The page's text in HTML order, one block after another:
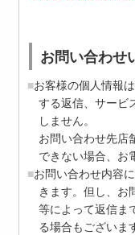
お問い合わせ
お客様の個人情報
する返信、サービ
しません。
お問い合わせ先店
できない場合、お
お問い合わせ内容
きます。但し、お
等によって返信ま
る場合もございま